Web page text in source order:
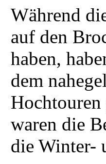
Während
auf den
haben,
dem
Hochtouren
waren die
die Winter-